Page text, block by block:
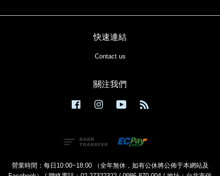
快速連結
Contact us
關注我們
Facebook Instagram YouTube
營業時間：每日10:00~18:00 （全年無休，如有公休將公佈于本網站及